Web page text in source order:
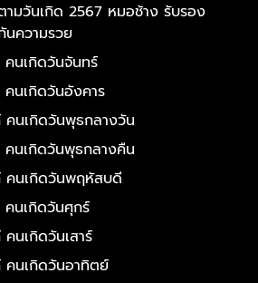
ามวันเกิด 2567 หมอช้าง รับรอง
นความรวย
คนเกิดวันจันทร์
คนเกิดวันอังคาร
คนเกิดวันพุธกลางวัน
คนเกิดวันพุธกลางคืน
คนเกิดวันพฤหัสบดี
คนเกิดวันศุกร์
คนเกิดวันเสาร์
คนเกิดวันอาทิตย์